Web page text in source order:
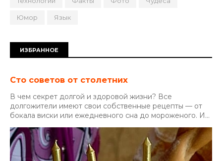
Юмор Язык
ИЗБРАННОЕ
Сто советов от столетних
В чем секрет долгой и здоровой жизни? Все
долгожители имеют свои собственные рецепты — от
бокала виски или ежедневного сна до мороженого. И...